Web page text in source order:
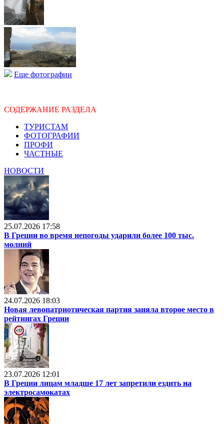
Еще фотографии
СОДЕРЖАНИЕ РАЗДЕЛА
ТУРИСТАМ
ФОТОГРАФИИ
ПРОФИ
ЧАСТНЫЕ
НОВОСТИ
25.07.2026 17:58
В Греции во время непогоды ударили более 100 тыс.
молний
24.07.2026 18:03
Новая левопатриотическая партия заняла второе место в
рейтингах Греции
23.07.2026 12:01
В Греции лицам младше 17 лет запретили ездить на
электросамокатах